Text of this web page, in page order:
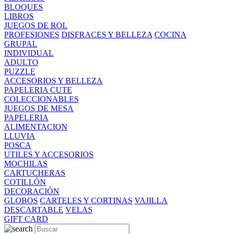
BLOQUES
LIBROS
JUEGOS DE ROL
PROFESIONES DISFRACES Y BELLEZA COCINA
GRUPAL
INDIVIDUAL
ADULTO
PUZZLE
ACCESORIOS Y BELLEZA
PAPELERIA CUTE
COLECCIONABLES
JUEGOS DE MESA
PAPELERIA
ALIMENTACION
LLUVIA
POSCA
UTILES Y ACCESORIOS
MOCHILAS
CARTUCHERAS
COTILLÓN
DECORACIÓN
GLOBOS CARTELES Y CORTINAS VAJILLA
DESCARTABLE VELAS
GIFT CARD